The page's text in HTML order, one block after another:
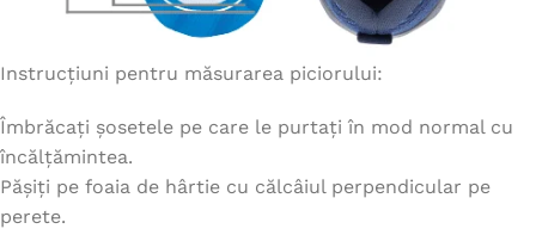
Instrucțiuni pentru măsurarea piciorului:
Îmbrăcați șosetele pe care le purtați în mod normal cu
încălțămintea.
Pășiți pe foaia de hârtie cu călcâiul perpendicular pe
perete.